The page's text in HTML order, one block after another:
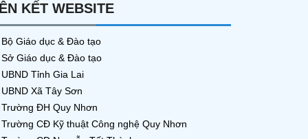
KẾT WEBSITE
Bộ Giáo dục & Đào tạo
Sở Giáo dục & Đào tạo
UBND Tỉnh Gia Lai
UBND Xã Tây Sơn
Trường ĐH Quy Nhơn
Trường CĐ Kỹ thuật Công nghệ Quy Nhơn